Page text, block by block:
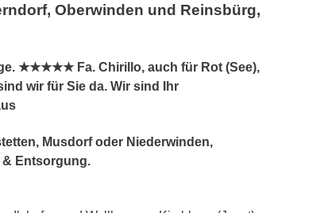
Oberwinden und Reinsbürg,
★★★★★ Fa. Chirillo, auch für Rot (See),
wir für Sie da. Wir sind Ihr
Musdorf oder Niederwinden,
Entsorgung.